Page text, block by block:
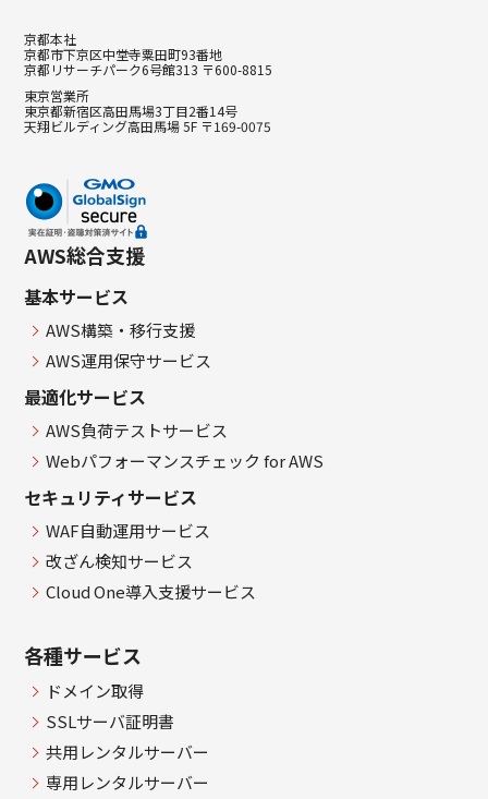
京都本社
京都市下京区中堂寺粟田町93番地
京都リサーチパーク6号館313 〒600-8815
東京営業所
東京都新宿区高田馬場3丁目2番14号
天翔ビルディング高田馬場 5F 〒169-0075
AWS総合支援
基本サービス
AWS構築・移行支援
AWS運用保守サービス
最適化サービス
AWS負荷テストサービス
Webパフォーマンスチェック for AWS
セキュリティサービス
WAF自動運用サービス
改ざん検知サービス
Cloud One導入支援サービス
各種サービス
ドメイン取得
SSLサーバ証明書
共用レンタルサーバー
専用レンタルサーバー